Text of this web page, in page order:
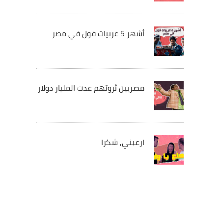
أشهر 5 عربيات فول في مصر
مصريين ثروتهم عدت المليار دولار
ارعبني, شكرا